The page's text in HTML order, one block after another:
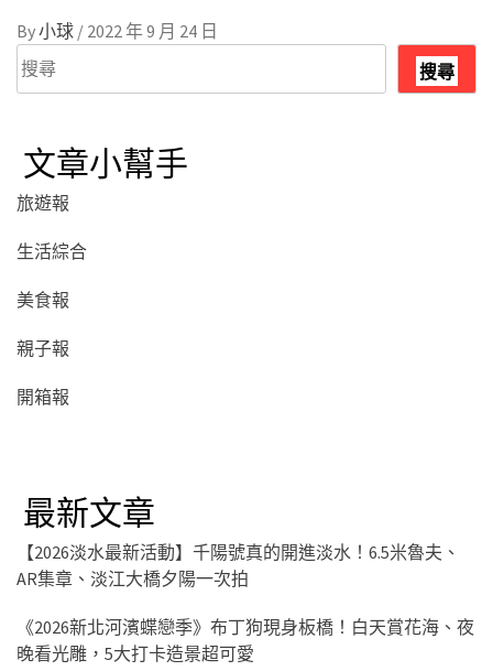
By小球 / 2022 年 9 月 24 日
搜
尋
搜尋
文章小幫手
旅遊報
生活綜合
美食報
親子報
開箱報
最新文章
【2026淡水最新活動】千陽號真的開進淡水！6.5米魯夫、
AR集章、淡江大橋夕陽一次拍
《2026新北河濱蝶戀季》布丁狗現身板橋！白天賞花海、夜
晚看光雕，5大打卡造景超可愛